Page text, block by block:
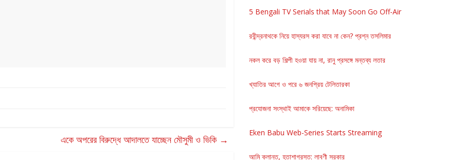
একে অপরের বিরুদ্ধে আদালতে যাচ্ছেন মৌসুমী ও ভিকি →
5 Bengali TV Serials that May Soon Go Off-Air
রবীন্দ্রনাথকে নিয়ে হাস্যরস করা যাবে না কেন? প্রশ্ন তসলিমার
নকল করে বড় শিল্পী হওয়া যায় না, রানু প্রসঙ্গে মন্তব্য লতার
খ্যাতির আগে ও পরে ৬ জনপ্রিয় টেলিতারকা
প্রযোজনা সংস্থাই আমাকে সরিয়েছে: অনামিকা
Eken Babu Web-Series Starts Streaming
আমি ক্লান্ত, হতাশাগ্রস্ত: লাবণী সরকার